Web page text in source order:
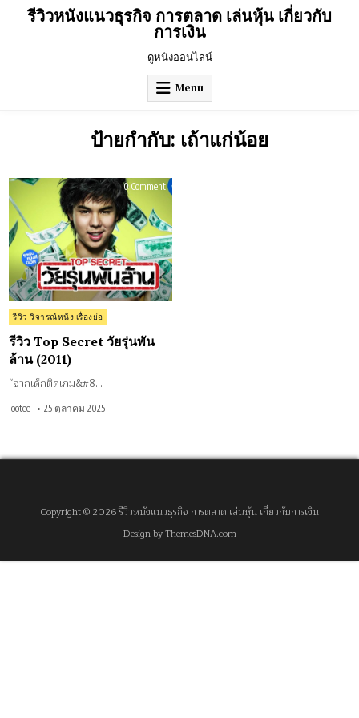
รีวิวหนังแนวธุรกิจ การตลาด เล่นหุ้น เกี่ยวกับ
การเงิน
ดูหนังออนไลน์
Menu
ป้ายกำกับ: เถ้าแก่น้อย
0 Commenton
รีวิว
วัย
รุ่น
พัน
ล้าน
(2011)
Posted
in
รีวิว วิจารณ์หนัง เรื่องย่อ
รีวิว Top Secret วัยรุ่นพัน
ล้าน (2011)
“จากเด็กติดเกม&#8…
lootee 25 ตุลาคม 2025
Copyright © 2026 รีวิวหนังแนวธุรกิจ การตลาด เล่นหุ้น เกี่ยวกับการเงิน
Design by ThemesDNA.com